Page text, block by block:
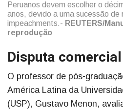
Peruanos devem escolher o
anos, devido a uma sucessão de
impeachments.- REUTERS/
reprodução
Disputa comercial
O professor de pós-
América Latina da
(USP), Gustavo Menon,